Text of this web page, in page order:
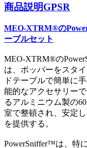
商品説明GPSR
MEO-XTRM®の
ーブルセット
MEO-XTRM®の
は、ポッパーをスタ
ドテーブルで簡単に
能的なアクセサリー
るアルミニウム製の
室で整頓され、安定
を提供する。
PowerSniffer™は、特